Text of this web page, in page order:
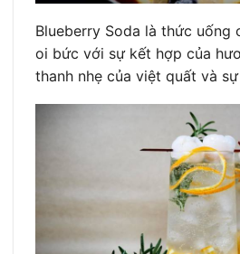
Blueberry Soda là thức uống
oi bức với sự kết hợp của
thanh nhẹ của việt quất và